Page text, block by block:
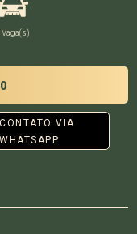
Vaga(s)
CONTATO VIA
WHATSAPP